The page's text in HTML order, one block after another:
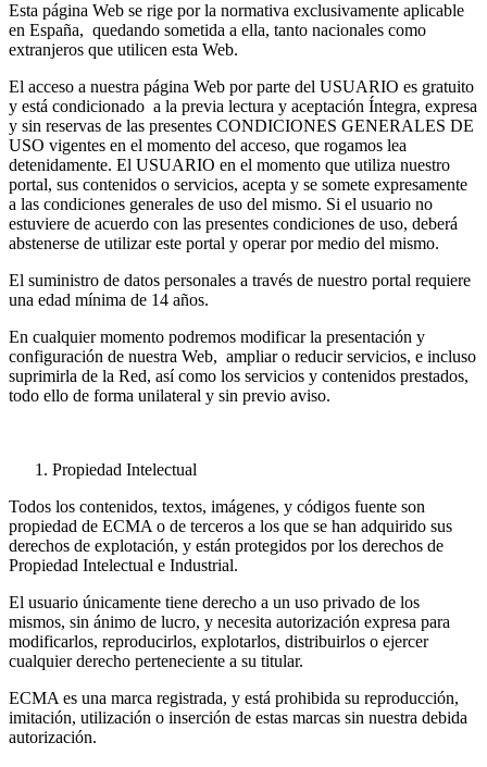
Esta página Web se rige por la normativa exclusivamente aplicable
en España, quedando sometida a ella, tanto nacionales como
extranjeros que utilicen esta Web.
El acceso a nuestra página Web por parte del USUARIO es gratuito
y está condicionado a la previa lectura y aceptación Íntegra, expresa
y sin reservas de las presentes CONDICIONES GENERALES DE
USO vigentes en el momento del acceso, que rogamos lea
detenidamente. El USUARIO en el momento que utiliza nuestro
portal, sus contenidos o servicios, acepta y se somete expresamente
a las condiciones generales de uso del mismo. Si el usuario no
estuviere de acuerdo con las presentes condiciones de uso, deberá
abstenerse de utilizar este portal y operar por medio del mismo.
El suministro de datos personales a través de nuestro portal requiere
una edad mínima de 14 años.
En cualquier momento podremos modificar la presentación y
configuración de nuestra Web, ampliar o reducir servicios, e incluso
suprimirla de la Red, así como los servicios y contenidos prestados,
todo ello de forma unilateral y sin previo aviso.
Propiedad Intelectual
Todos los contenidos, textos, imágenes, y códigos fuente son
propiedad de ECMA o de terceros a los que se han adquirido sus
derechos de explotación, y están protegidos por los derechos de
Propiedad Intelectual e Industrial.
El usuario únicamente tiene derecho a un uso privado de los
mismos, sin ánimo de lucro, y necesita autorización expresa para
modificarlos, reproducirlos, explotarlos, distribuirlos o ejercer
cualquier derecho perteneciente a su titular.
ECMA es una marca registrada, y está prohibida su reproducción,
imitación, utilización o inserción de estas marcas sin nuestra debida
autorización.